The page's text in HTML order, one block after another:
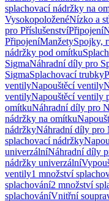
splachovací nádržky na
VysokopoloženéNízko a
pro PříslušenstvíPřipojení
PřipojeníManžetySpojky,
nádržky pod omítku
SigmaNáhradní díly pro
SigmaSplachovací trubky
ventilyNapouštěcí ventily
ventilyNapouštěcí ventily
omítkuNáhradní díly pro
nádržky na omítku
nádržkyNáhradní díly pro
splachovací nádržky
univerzálníNáhradní díly
nádržky univerzální
ventily1 množství
splachování2 množství
splachováníVnitřní